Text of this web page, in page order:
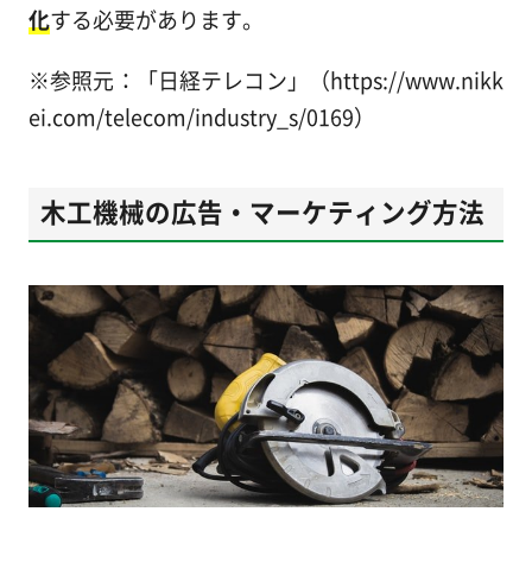
化する必要があります。
※参照元：「日経テレコン」（https://www.nikk
ei.com/telecom/industry_s/0169）
木工機械の広告・マーケティング方法